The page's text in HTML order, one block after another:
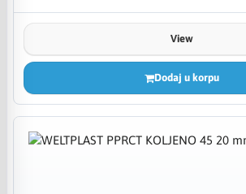
View
Dodaj u korpu